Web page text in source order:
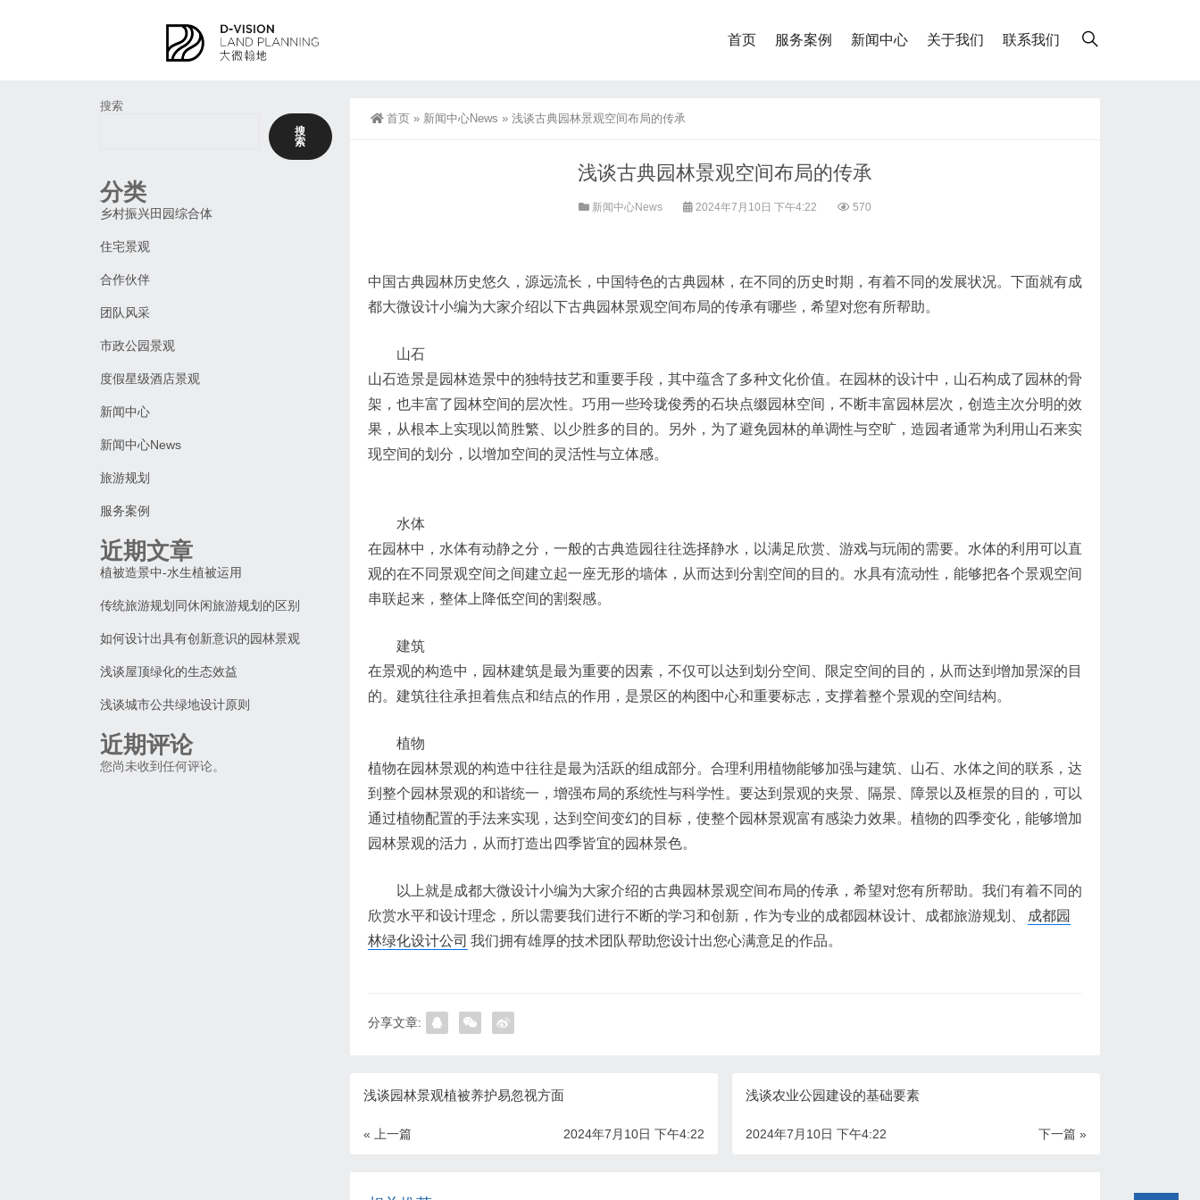
首页 服务案例 新闻中心 关于我们 联系我们
首页 » 新闻中心News » 浅谈古典园林景观空间布局的传承
浅谈古典园林景观空间布局的传承
新闻中心News 2024年7月10日 下午4:22 570
中国古典园林历史悠久，源远流长，中国特色的古典园林，在不同的历史时期，有着不同的发展状况。下面就有成
都大微设计小编为大家介绍以下古典园林景观空间布局的传承有哪些，希望对您有所帮助。
山石
山石造景是园林造景中的独特技艺和重要手段，其中蕴含了多种文化价值。在园林的设计中，山石构成了园林的骨
架，也丰富了园林空间的层次性。巧用一些玲珑俊秀的石块点缀园林空间，不断丰富园林层次，创造主次分明的效
果，从根本上实现以简胜繁、以少胜多的目的。另外，为了避免园林的单调性与空旷，造园者通常为利用山石来实
现空间的划分，以增加空间的灵活性与立体感。
水体
在园林中，水体有动静之分，一般的古典造园往往选择静水，以满足欣赏、游戏与玩闹的需要。水体的利用可以直
观的在不同景观空间之间建立起一座无形的墙体，从而达到分割空间的目的。水具有流动性，能够把各个景观空间
串联起来，整体上降低空间的割裂感。
建筑
在景观的构造中，园林建筑是最为重要的因素，不仅可以达到划分空间、限定空间的目的，从而达到增加景深的目
的。建筑往往承担着焦点和结点的作用，是景区的构图中心和重要标志，支撑着整个景观的空间结构。
植物
植物在园林景观的构造中往往是最为活跃的组成部分。合理利用植物能够加强与建筑、山石、水体之间的联系，达
到整个园林景观的和谐统一，增强布局的系统性与科学性。要达到景观的夹景、隔景、障景以及框景的目的，可以
通过植物配置的手法来实现，达到空间变幻的目标，使整个园林景观富有感染力效果。植物的四季变化，能够增加
园林景观的活力，从而打造出四季皆宜的园林景色。
以上就是成都大微设计小编为大家介绍的古典园林景观空间布局的传承，希望对您有所帮助。我们有着不同的
欣赏水平和设计理念，所以需要我们进行不断的学习和创新，作为专业的成都园林设计、成都旅游规划、
成都园
林绿化设计公司 我们拥有雄厚的技术团队帮助您设计出您心满意足的作品。
分享文章:
浅谈园林景观植被养护易忽视方面
« 上一篇 2024年7月10日 下午4:22
浅谈农业公园建设的基础要素
下一篇 »
2024年7月10日 下午4:22
搜索
搜
索
分类
乡村振兴田园综合体
住宅景观
合作伙伴
团队风采
市政公园景观
度假星级酒店景观
新闻中心
新闻中心News
旅游规划
服务案例
近期文章
植被造景中-水生植被运用
传统旅游规划同休闲旅游规划的区别
如何设计出具有创新意识的园林景观
浅谈屋顶绿化的生态效益
浅谈城市公共绿地设计原则
近期评论
您尚未收到任何评论。